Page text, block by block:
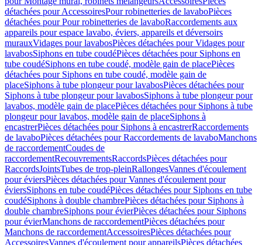
détachées pour AccessoiresPour robinetteries de lavaboPièces
détachées pour Pour robinetteries de lavaboRaccordements aux
appareils pour espace lavabo, éviers, appareils et déversoirs
murauxVidages pour lavabosPièces détachées pour Vidages pour
lavabosSiphons en tube coudéPièces détachées pour Siphons en
tube coudéSiphons en tube coudé, modèle gain de placePièces
détachées pour Siphons en tube coudé, modèle gain de
placeSiphons à tube plongeur pour lavabosPièces détachées pour
Siphons à tube plongeur pour lavabosSiphons à tube plongeur pour
lavabos, modèle gain de placePièces détachées pour Siphons à tube
plongeur pour lavabos, modèle gain de placeSiphons à
encastrerPièces détachées pour Siphons à encastrerRaccordements
de lavaboPièces détachées pour Raccordements de lavaboManchons
de raccordementCoudes de
raccordementRecouvrementsRaccordsPièces détachées pour
RaccordsJointsTubes de trop-pleinRallongesVannes d'écoulement
pour éviersPièces détachées pour Vannes d'écoulement pour
éviersSiphons en tube coudéPièces détachées pour Siphons en tube
coudéSiphons à double chambrePièces détachées pour Siphons à
double chambreSiphons pour évierPièces détachées pour Siphons
pour évierManchons de raccordementPièces détachées pour
Manchons de raccordementAccessoiresPièces détachées pour
AccessoiresVannes d'écoulement pour appareilsPièces détachées